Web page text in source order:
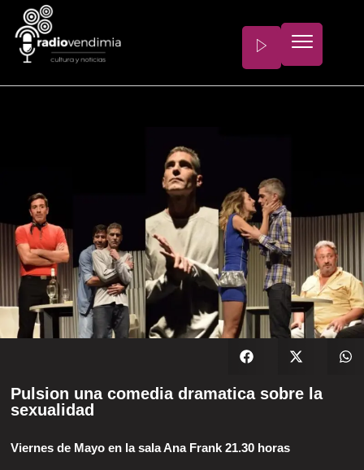
Pulsion una comedia dramatica sobre la
sexualidad
Viernes de Mayo en la sala Ana Frank 21.30 horas